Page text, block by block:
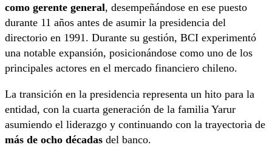
como gerente general, desempeñándose en ese puesto
durante 11 años antes de asumir la presidencia del
directorio en 1991. Durante su gestión, BCI experimentó
una notable expansión, posicionándose como uno de los
principales actores en el mercado financiero chileno.
La transición en la presidencia representa un hito para la
entidad, con la cuarta generación de la familia Yarur
asumiendo el liderazgo y continuando con la trayectoria de
más de ocho décadas del banco.